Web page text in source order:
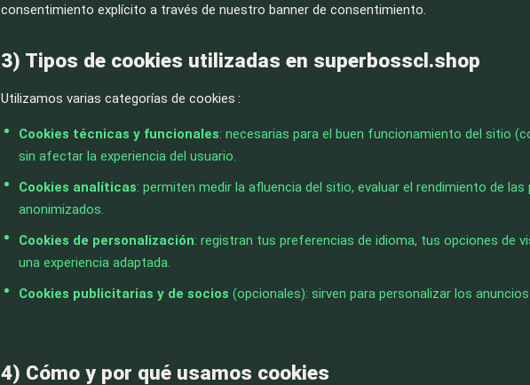
consentimiento explícito a través de nuestro banner de consentimiento.
3) Tipos de cookies utilizadas en superbosscl.shop
Utilizamos varias categorías de cookies :
Cookies técnicas y funcionales: necesarias para el buen funcionamiento del sitio
sin afectar la experiencia del usuario.
Cookies analíticas: permiten medir la afluencia del sitio, evaluar el rendimiento de
anonimizados.
Cookies de personalización: registran tus preferencias de idioma, tus opciones de
una experiencia adaptada.
Cookies publicitarias y de socios (opcionales): sirven para personalizar los
4) Cómo y por qué usamos cookies